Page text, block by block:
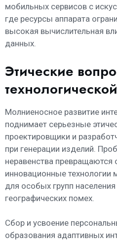
мобильных сервисов с
где ресурсы аппарата
высокая вычислительная
данных.
Этические
Молниеносное развитие
поднимает серьезные
проектировщики и
при генерации изделий.
неравенства превращаются
инновационные технологии
для особых групп
географических помех.
Сбор и усвоение
образования адаптивных